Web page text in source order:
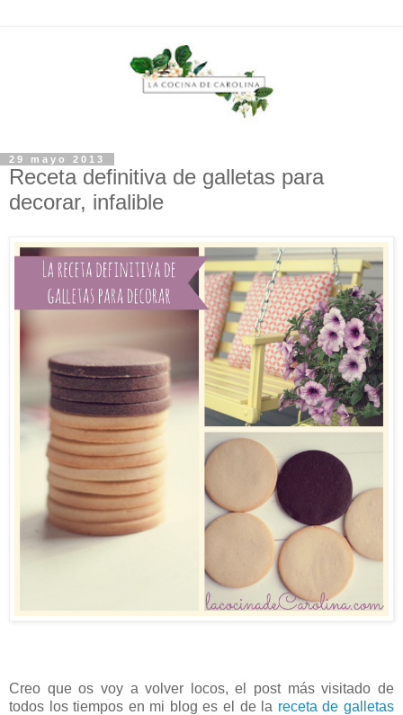
29 mayo 2013
Receta definitiva de galletas para
decorar, infalible
Creo que os voy a volver locos, el post más visitado de
todos los tiempos en mi blog es el de la receta de galletas